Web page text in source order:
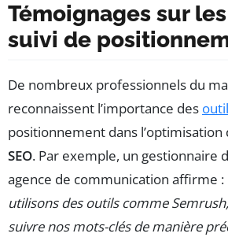
Témoignages sur
suivi de
De nombreux professionnels du
reconnaissent l’importance des
positionnement dans l’optimisation
SEO. Par exemple, un gestionnaire
agence de communication affirme :
utilisons des outils comme
suivre nos mots-clés de manière